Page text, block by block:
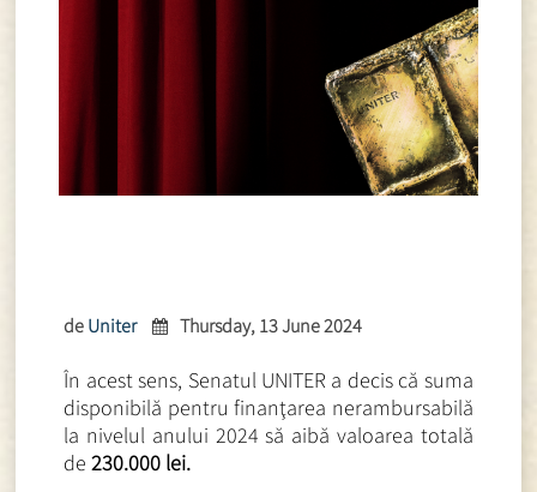
de Uniter Thursday, 13 June 2024
În acest sens, Senatul UNITER a decis că suma
disponibilă pentru finanţarea nerambursabilă
la nivelul anului 2024 să aibă valoarea totală
de230.000 lei.